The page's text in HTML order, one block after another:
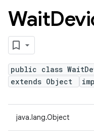
Wait
public class
extends Object
java.lang.Object